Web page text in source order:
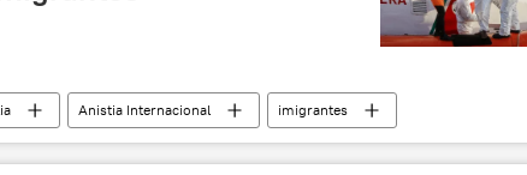
Anistia Internacional
imigrantes